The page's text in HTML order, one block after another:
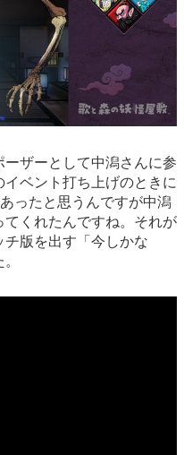
ザーとして中潟さんに参
ベント打ち上げのときに
ったと思うんですが中潟
くれたんですね。それが
版を出す「今しかな